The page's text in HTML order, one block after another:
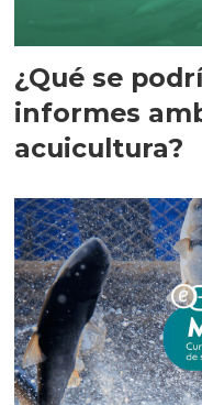
¿Qué se
informes
acuicultura?